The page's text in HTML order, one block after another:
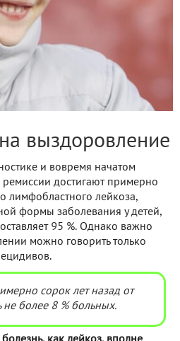
выздоровление
и вовремя начатом
достигают примерно
лимфобластного лейкоза,
формы заболевания у детей,
95 %. Однако важно
можно говорить только
сорок лет назад от
не более 8 % больных.